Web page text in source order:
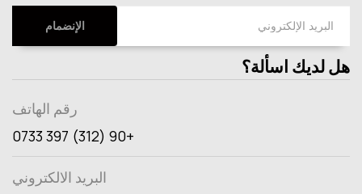
الإنضمام
هل لديك اسألة؟
رقم الهاتف
+90 (312) 397 0733
البريد الالكتروني